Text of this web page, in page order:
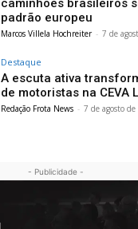
caminhões brasileiros
padrão europeu
Marcos Villela Hochreiter - 7 de
Destaque
A escuta ativa
de motoristas na CEVA
Redação Frota News - 7 de agosto
- Publicidade -